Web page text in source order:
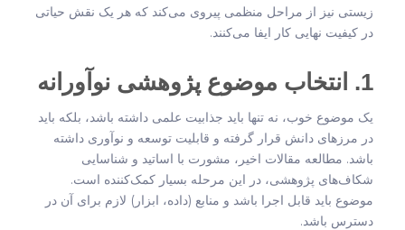
زیستی نیز از مراحل منظمی پیروی می‌کند که هر یک نقش حیاتی
در کیفیت نهایی کار ایفا می‌کنند.
1. انتخاب موضوع پژوهشی نوآورانه
یک موضوع خوب، نه تنها باید جذابیت علمی داشته باشد، بلکه باید
در مرزهای دانش قرار گرفته و قابلیت توسعه و نوآوری داشته
باشد. مطالعه مقالات اخیر، مشورت با اساتید و شناسایی
شکاف‌های پژوهشی، در این مرحله بسیار کمک‌کننده است.
موضوع باید قابل اجرا باشد و منابع (داده، ابزار) لازم برای آن در
دسترس باشد.